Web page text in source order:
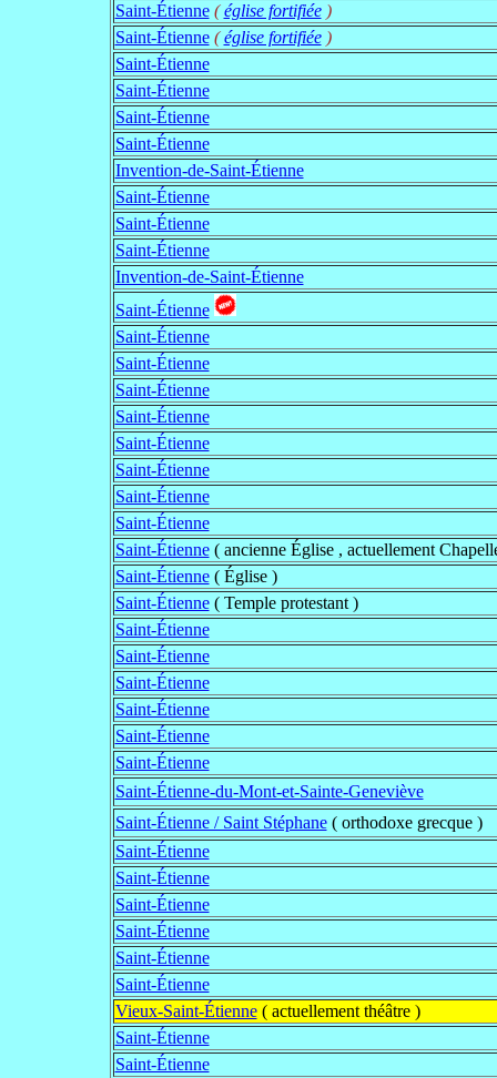
Saint-Étienne(église fortifiée)
Saint-Étienne(église fortifiée)
Saint-Étienne
Saint-Étienne
Saint-Étienne
Saint-Étienne
Invention-de-Saint-Étienne
Saint-Étienne
Saint-Étienne
Saint-Étienne
Invention-de-Saint-Étienne
Saint-Étienne
Saint-Étienne
Saint-Étienne
Saint-Étienne
Saint-Étienne
Saint-Étienne
Saint-Étienne
Saint-Étienne
Saint-Étienne
Saint-Étienne( ancienne Église , actuellement
Saint-Étienne( Église )
Saint-Étienne( Temple protestant )
Saint-Étienne
Saint-Étienne
Saint-Étienne
Saint-Étienne
Saint-Étienne
Saint-Étienne
Saint-Étienne-du-Mont-et-Sainte-Geneviève
Saint-Étienne / Saint Stéphane( orthodoxe grecque )
Saint-Étienne
Saint-Étienne
Saint-Étienne
Saint-Étienne
Saint-Étienne
Saint-Étienne
Vieux-Saint-Étienne( actuellement théâtre )
Saint-Étienne
Saint-Étienne